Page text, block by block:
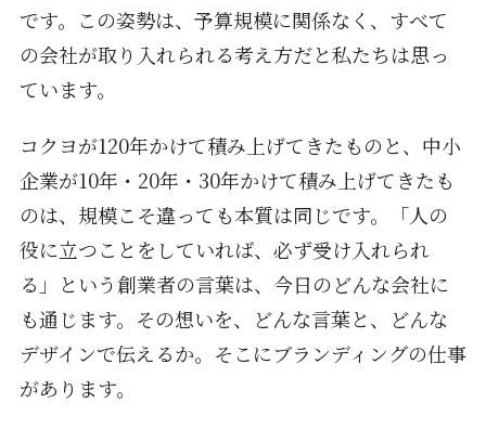
です。この姿勢は、予算規模に関係なく、すべて
の会社が取り入れられる考え方だと私たちは思っ
ています。
コクヨが120年かけて積み上げてきたものと、中小
企業が10年・20年・30年かけて積み上げてきたも
のは、規模こそ違っても本質は同じです。「人の
役に立つことをしていれば、必ず受け入れられ
る」という創業者の言葉は、今日のどんな会社に
も通じます。その想いを、どんな言葉と、どんな
デザインで伝えるか。そこにブランディングの仕事
があります。